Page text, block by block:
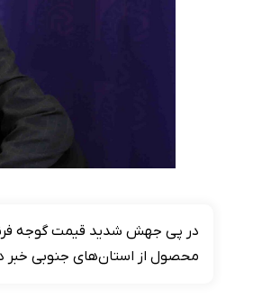
در پی جهش شدید قیمت گوجه
محصول از استان‌های جنوبی خبر داد و پیش‌بینی کرد